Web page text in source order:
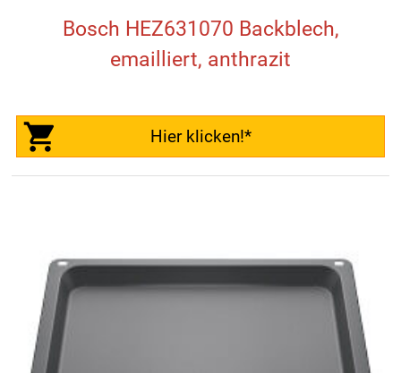
Bosch HEZ631070 Backblech,
emailliert, anthrazit
Hier klicken!*